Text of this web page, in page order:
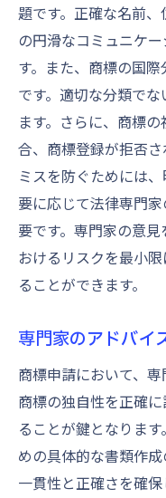
題です。正確な名前
の円滑なコミュニケ
す。また、商標の国
です。適切な分類で
ます。さらに、商標
合、商標登録が拒否
ミスを防ぐためには
要に応じて法律専門
要です。専門家の意
おけるリスクを最小
ることができます。
専門家のアドバイ
商標申請において、専
商標の独自性を正確
ることが鍵となりま
めの具体的な書類作
一貫性と正確さを確